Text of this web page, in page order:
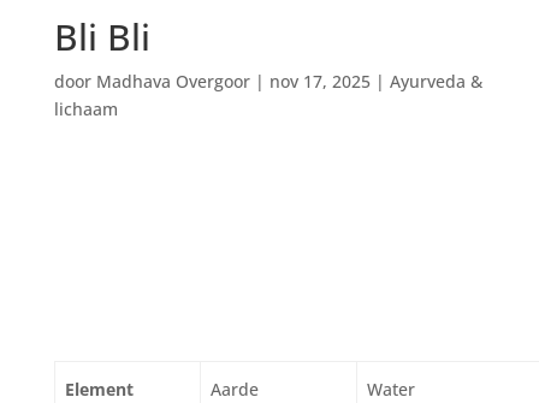
Bli Bli
door Madhava Overgoor| nov 17, 2025| Ayurveda &
lichaam
Element Aarde Water